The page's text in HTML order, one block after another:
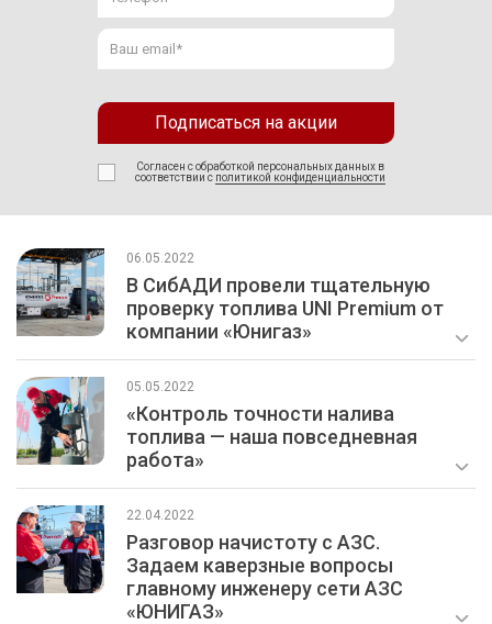
Подписаться на акции
Согласен с обработкой персональных данных в
соответствии с политикой конфиденциальности
06.05.2022
В СибАДИ провели тщательную
проверку топлива UNI Premium от
компании «Юнигаз»
05.05.2022
«Контроль точности налива
топлива — наша повседневная
работа»
22.04.2022
Разговор начистоту с АЗС.
Задаем каверзные вопросы
главному инженеру сети АЗС
«ЮНИГАЗ»